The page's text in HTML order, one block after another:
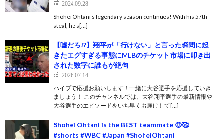
2024.09.28
Shohei Ohtani’s legendary season continues! With his 57th
steal, he s[…]
【嘘だろ!?】翔平が「行けない」と言った瞬間に起
きたエグすぎる事態にMLBのチケット市場に叩き出
された数字に誰もが絶句
2026.07.14
ハイプで応援お願いします！一緒に大谷選手を応援していき
ましょう！ このチャンネルでは、大谷翔平選手の最新情報や
大谷選手のエピソードをいち早くお届けして[…]
Shohei Ohtani is the BEST teammate 😍🥰
#shorts #WBC #Japan #ShoheiOhtani